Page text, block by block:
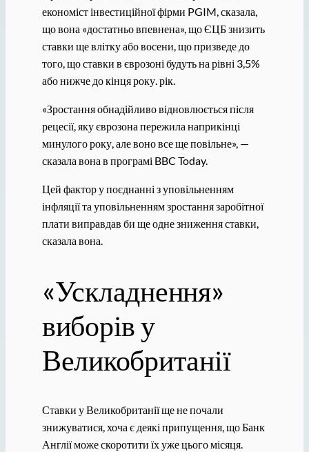
економіст інвестиційної фірми PGIM, сказала,
що вона «достатньо впевнена», що ЄЦБ знизить
ставки ще влітку або восени, що призведе до
того, що ставки в єврозоні будуть на рівні 3,5%
або нижче до кінця року. рік.
«Зростання обнадійливо відновлюється після
рецесії, яку єврозона пережила наприкінці
минулого року, але воно все ще повільне», —
сказала вона в програмі BBC Today.
Цей фактор у поєднанні з уповільненням
інфляції та уповільненням зростання заробітної
плати виправдав би ще одне зниження ставки,
сказала вона.
«Ускладнення»
виборів у
Великобританії
Ставки у Великобританії ще не почали
знижуватися, хоча є деякі припущення, що Банк
Англії може скоротити їх уже цього місяця.